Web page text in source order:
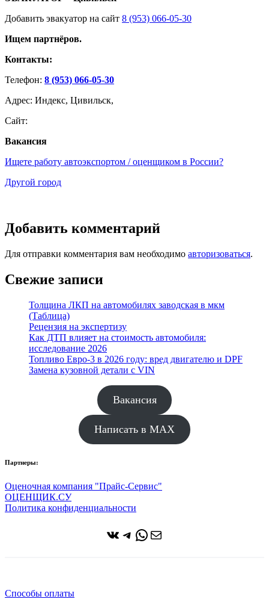
Добавить эвакуатор на сайт 8 (953) 066-05-30
Ищем партнёров.
Контакты:
Телефон: 8 (953) 066-05-30
Адрес: Индекс, Цивильск,
Сайт:
Вакансия
Ищете работу автоэкспортом / оценщиком в России?
Другой город
Добавить комментарий
Для отправки комментария вам необходимо авторизоваться.
Свежие записи
Толщина ЛКП на автомобилях заводская в мкм
(Таблица)
Рецензия на экспертизу
Как ДТП влияет на стоимость автомобиля:
исследование 2026
Топливо Евро-3 в 2026 году: вред двигателю и DPF
Замена кузовной детали с VIN
Вакансия
Написать в MAX
Партнеры:
Оценочная компания "Прайс-Сервис"
ОЦЕНЩИК.СУ
Политика конфиденциальности
ВКонтакте
Telegram
WhatsApp
Почта
Способы оплаты